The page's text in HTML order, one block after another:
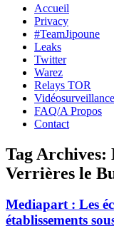
Skip
content
Accueil
Privacy
#TeamJipoune
Leaks
Twitter
Warez
Relays TOR
Vidéosurveillance
FAQ/A Propos
Contact
Tag Archives:
Verrières le
Mediapart : Les
établissements